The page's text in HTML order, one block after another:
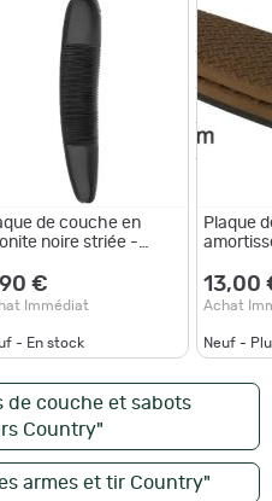
de couche en
noire striée -
€
Immédiat
- En stock
Plaque
13,00
Achat
Neuf -
de couche et sabots
Country"
armes et tir Country"